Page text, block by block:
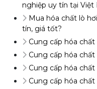
nghiệp uy tín tại Việt
Mua hóa chất lò
tín, giá tốt?
Cung cấp hóa
Cung cấp hóa chất
Cung cấp hóa
Cung cấp hóa